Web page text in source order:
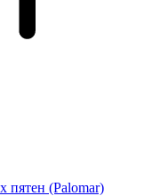
пятен (Palomar)